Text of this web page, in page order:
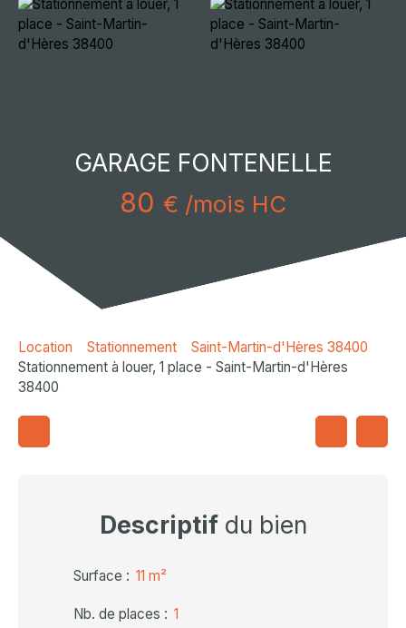
GARAGE FONTENELLE
80 € /mois HC
Location Stationnement
Saint-Martin-d'Hères 38400
Stationnement à louer, 1 place - Saint-Martin-d'Hères
38400
Descriptifdu bien
Surface : 11 m²
Nb. de places : 1